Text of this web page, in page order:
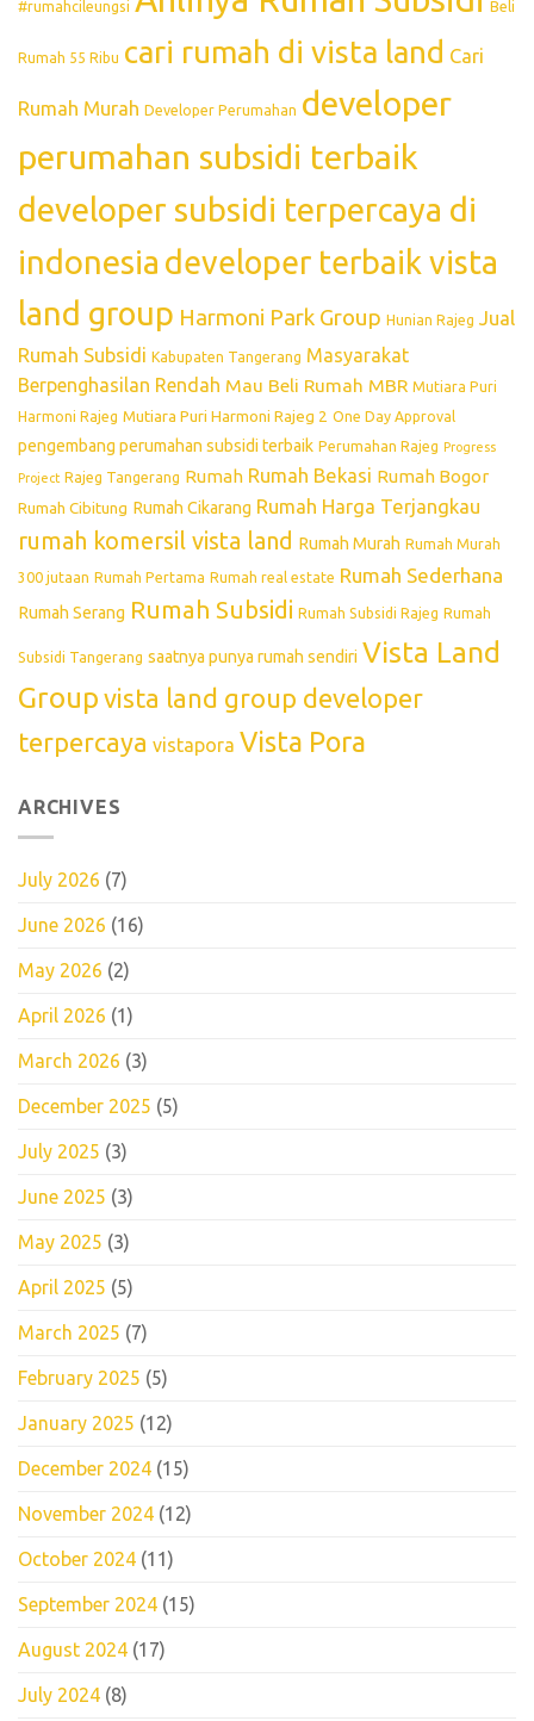
#rumahcileungsi Beli
Rumah 55 Ribu cari rumah di vista land Cari
Rumah Murah Developer Perumahan developer
perumahan subsidi terbaik
developer subsidi terpercaya di
indonesia developer terbaik vista
land group Harmoni Park Group Hunian Rajeg Jual
Rumah Subsidi Kabupaten Tangerang Masyarakat
Berpenghasilan Rendah Mau Beli Rumah MBR Mutiara Puri
Harmoni Rajeg Mutiara Puri Harmoni Rajeg 2 One Day Approval
pengembang perumahan subsidi terbaik Perumahan Rajeg Progress
Project Rajeg Tangerang Rumah Rumah Bekasi Rumah Bogor
Rumah Cibitung Rumah Cikarang Rumah Harga Terjangkau
rumah komersil vista land Rumah Murah Rumah Murah
300 jutaan Rumah Pertama Rumah real estate Rumah Sederhana
Rumah Serang Rumah Subsidi Rumah Subsidi Rajeg Rumah
Subsidi Tangerang saatnya punya rumah sendiri Vista Land
Group vista land group developer
terpercaya vistapora Vista Pora
ARCHIVES
July 2026 (7)
June 2026 (16)
May 2026 (2)
April 2026 (1)
March 2026 (3)
December 2025 (5)
July 2025 (3)
June 2025 (3)
May 2025 (3)
April 2025 (5)
March 2025 (7)
February 2025 (5)
January 2025 (12)
December 2024 (15)
November 2024 (12)
October 2024 (11)
September 2024 (15)
August 2024 (17)
July 2024 (8)